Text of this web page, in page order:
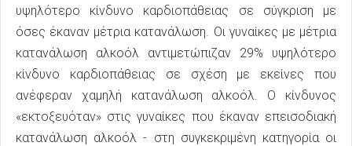
υψηλότερο κίνδυνο καρδιοπάθειας σε σύγκριση με
όσες έκαναν μέτρια κατανάλωση. Οι γυναίκες με μέτρια
κατανάλωση αλκοόλ αντιμετώπιζαν 29% υψηλότερο
κίνδυνο καρδιοπάθειας σε σχέση με εκείνες που
ανέφεραν χαμηλή κατανάλωση αλκοόλ. Ο κίνδυνος
«εκτοξευόταν» στις γυναίκες που έκαναν επεισοδιακή
κατανάλωση αλκοόλ - στη συγκεκριμένη κατηγορία οι